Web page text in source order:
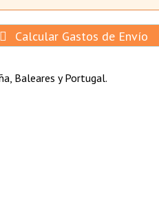
Calcular Gastos de Envío
Baleares y Portugal.